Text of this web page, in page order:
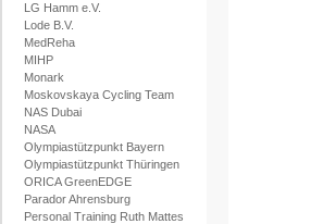
LG Hamm e.V.
Lode B.V.
MedReha
MIHP
Monark
Moskovskaya Cycling Team
NAS Dubai
NASA
Olympiastützpunkt Bayern
Olympiastützpunkt Thüringen
ORICA GreenEDGE
Parador Ahrensburg
Personal Training Ruth Mattes